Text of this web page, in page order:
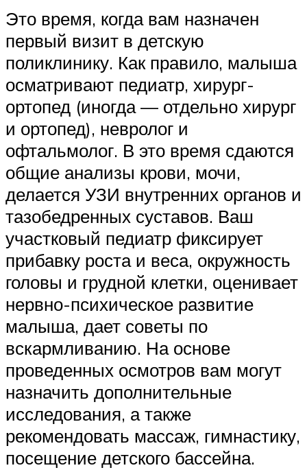
Это время, когда вам назначен
первый визит в детскую
поликлинику. Как правило, малыша
осматривают педиатр, хирург-
ортопед (иногда — отдельно хирург
и ортопед), невролог и
офтальмолог. В это время сдаются
общие анализы крови, мочи,
делается УЗИ внутренних органов и
тазобедренных суставов. Ваш
участковый педиатр фиксирует
прибавку роста и веса, окружность
головы и грудной клетки, оценивает
нервно-психическое развитие
малыша, дает советы по
вскармливанию. На основе
проведенных осмотров вам могут
назначить дополнительные
исследования, а также
рекомендовать массаж, гимнастику,
посещение детского бассейна.